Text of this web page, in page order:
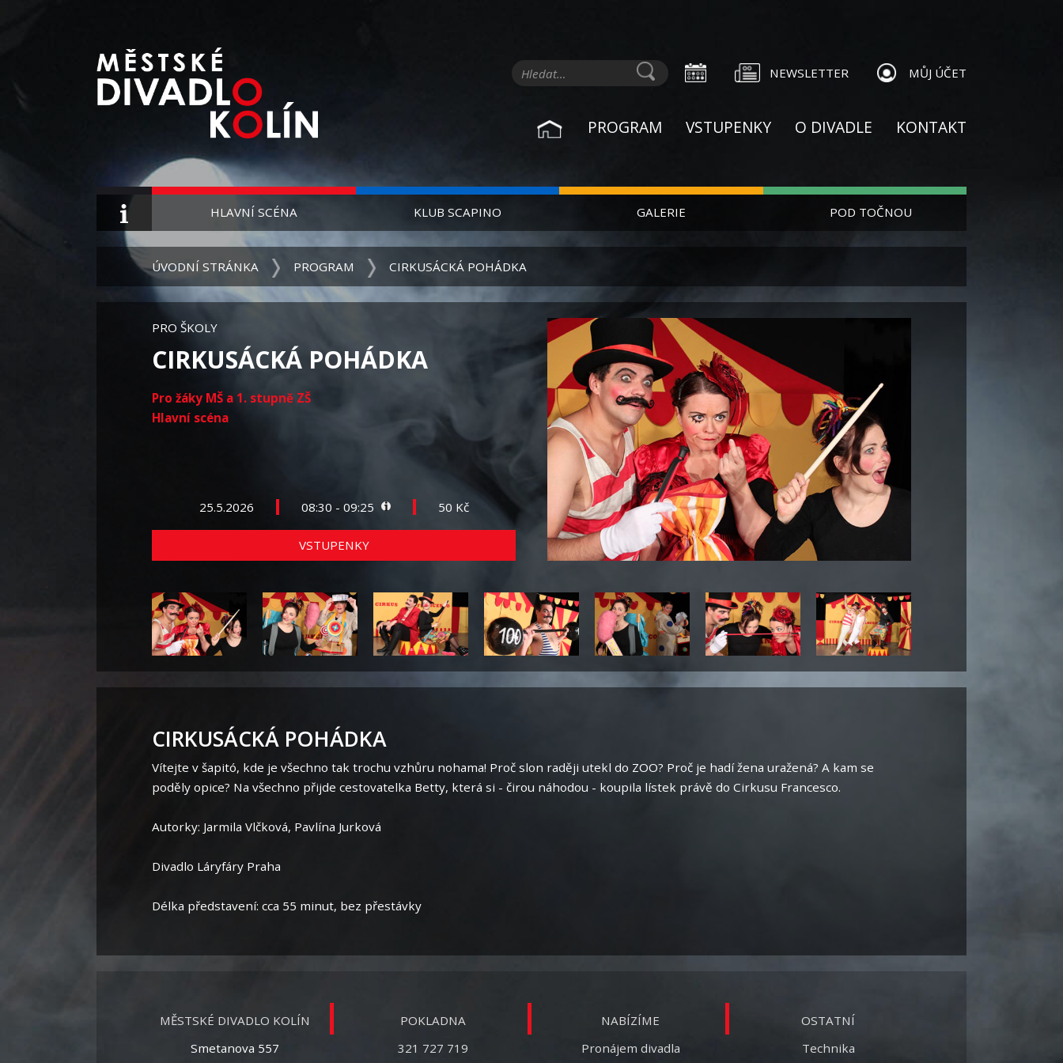
NEWSLETTER MŮJ ÚČET
PROGRAM VSTUPENKY O DIVADLE KONTAKT
HLAVNÍ SCÉNA KLUB SCAPINO GALERIE POD TOČNOU
ÚVODNÍ STRÁNKA PROGRAM CIRKUSÁCKÁ POHÁDKA
PRO ŠKOLY
CIRKUSÁCKÁ POHÁDKA
Pro žáky MŠ a 1. stupně ZŠ
Hlavní scéna
25.5.2026 08:30 - 09:25 50 Kč
VSTUPENKY
CIRKUSÁCKÁ POHÁDKA
Vítejte v šapitó, kde je všechno tak trochu vzhůru nohama! Proč slon raději utekl do ZOO? Proč je hadí žena uražená? A kam se
poděly opice? Na všechno přijde cestovatelka Betty, která si - čirou náhodou - koupila lístek právě do Cirkusu Francesco.
Autorky: Jarmila Vlčková, Pavlína Jurková
Divadlo Láryfáry Praha
Délka představení: cca 55 minut, bez přestávky
MĚSTSKÉ DIVADLO KOLÍN
Smetanova 557
POKLADNA
321 727 719
NABÍZÍME
Pronájem divadla
OSTATNÍ
Technika